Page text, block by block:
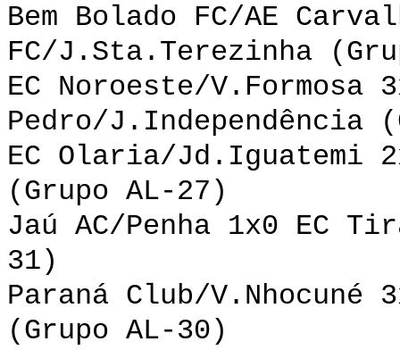
Bem Bolado FC/AE
FC/J.Sta.Terezinha
EC Noroeste/V.Formosa
Pedro/J.Independência
EC Olaria/Jd.Iguatemi
(Grupo AL-27)
Jaú AC/Penha 1x0 EC
31)
Paraná Club/V.Nhocuné
(Grupo AL-30)